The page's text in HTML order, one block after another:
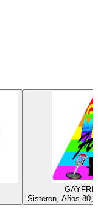
Sisteron, Años 80,